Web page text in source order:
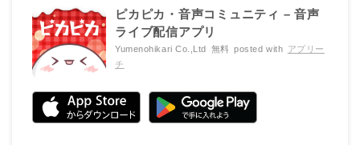
ピカピカ・音声コミュニティ – 音声
ライブ配信アプリ
Yumenohikari Co.,Ltd 無料 posted with アプリー
チ